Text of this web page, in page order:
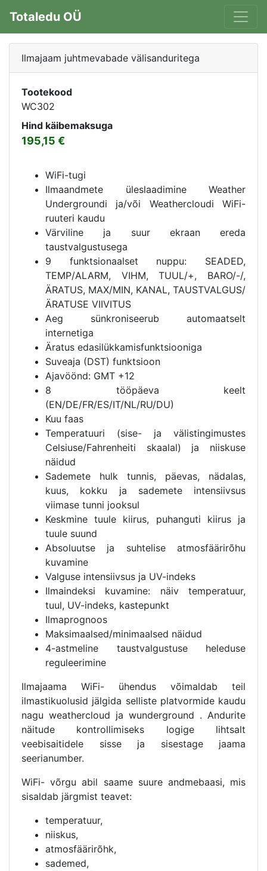
Totaledu OÜ
Ilmajaam juhtmevabade välisanduritega
Tootekood
WC302
Hind käibemaksuga
195,15
WiFi-tugi
Ilmaandmete üleslaadimine Weather
Undergroundi ja/või Weathercloudi WiFi-
ruuteri kaudu
Värviline ja suur ekraan ereda
taustvalgustusega
9 funktsionaalset nuppu: SEADED,
TEMP/ALARM, VIHM, TUUL/+, BARO/-/,
ÄRATUS, MAX/MIN, KANAL, TAUSTVALGUS/
ÄRATUSE VIIVITUS
Aeg sünkroniseerub automaatselt
internetiga
Äratus edasilükkamisfunktsiooniga
Suveaja (DST) funktsioon
Ajavöönd: GMT +12
8 tööpäeva keelt
(EN/DE/FR/ES/IT/NL/RU/DU)
Kuu faas
Temperatuuri (sise- ja välistingimustes
Celsiuse/Fahrenheiti skaalal) ja niiskuse
näidud
Sademete hulk tunnis, päevas, nädalas,
kuus, kokku ja sademete intensiivsus
viimase tunni jooksul
Keskmine tuule kiirus, puhanguti kiirus ja
tuule suund
Absoluutse ja suhtelise atmosfäärirõhu
kuvamine
Valguse intensiivsus ja UV-indeks
Ilmaindeksi kuvamine: näiv temperatuur,
tuul, UV-indeks, kastepunkt
Ilmaprognoos
Maksimaalsed/minimaalsed näidud
4-astmeline taustvalgustuse heleduse
reguleerimine
Ilmajaama WiFi- ühendus võimaldab teil
ilmastikuolusid jälgida selliste platvormide kaudu
nagu weathercloud ja wunderground . Andurite
näitude kontrollimiseks logige lihtsalt
veebisaitidele sisse ja sisestage jaama
seerianumber.
WiFi- võrgu abil saame suure andmebaasi, mis
sisaldab järgmist teavet:
temperatuur,
niiskus,
atmosfäärirõhk,
sademed,